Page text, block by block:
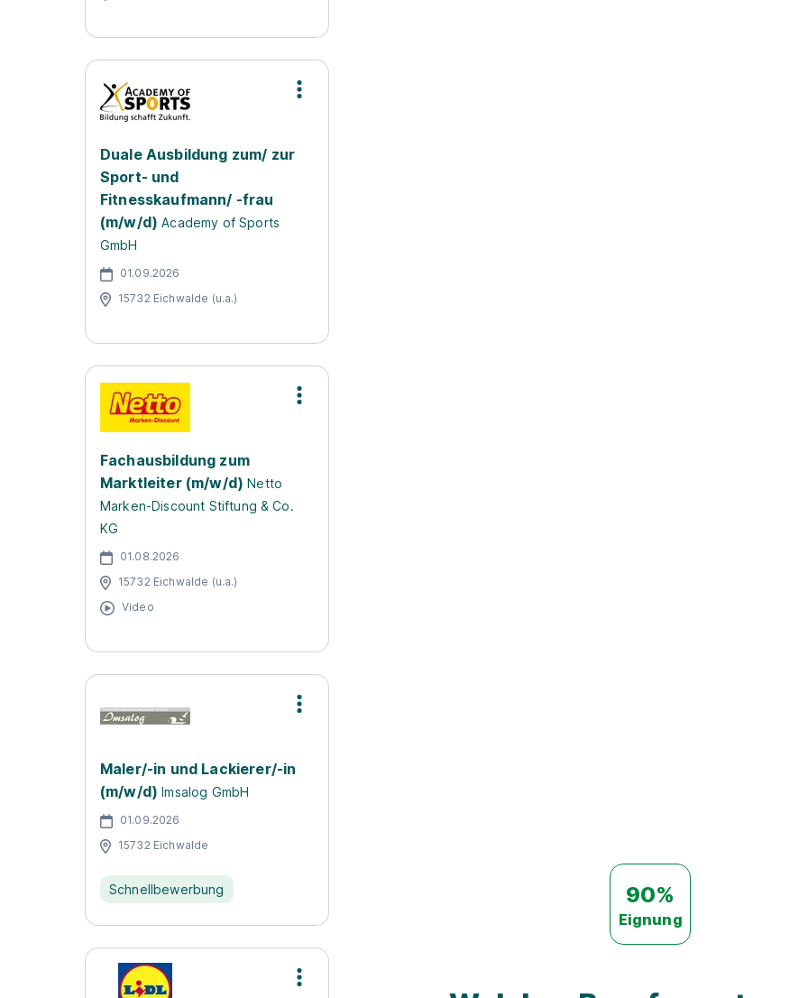
Duale Ausbildung zum/ zur
Sport- und
Fitnesskaufmann/ -frau
(m/w/d) Academy of Sports
GmbH
01.09.2026
15732 Eichwalde (u.a.)
Fachausbildung zum
Marktleiter (m/w/d) Netto
Marken-Discount Stiftung & Co.
KG
01.08.2026
15732 Eichwalde (u.a.)
Video
Maler/-in und Lackierer/-in
(m/w/d) Imsalog GmbH
01.09.2026
15732 Eichwalde
Schnellbewerbung 90%
Eignung